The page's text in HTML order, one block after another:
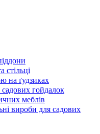
на ґудзиках
гойдалок
меблів
вироби для садових